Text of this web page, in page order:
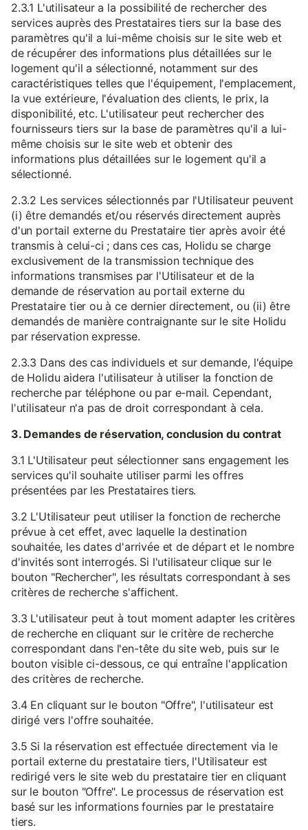
2.3.1 L'utilisateur a la possibilité de rechercher des
services auprès des Prestataires tiers sur la base des
paramètres qu'il a lui-même choisis sur le site web et
de récupérer des informations plus détaillées sur le
logement qu'il a sélectionné, notamment sur des
caractéristiques telles que l'équipement, l'emplacement,
la vue extérieure, l'évaluation des clients, le prix, la
disponibilité, etc. L'utilisateur peut rechercher des
fournisseurs tiers sur la base de paramètres qu'il a lui-
même choisis sur le site web et obtenir des
informations plus détaillées sur le logement qu'il a
sélectionné.
2.3.2 Les services sélectionnés par l'Utilisateur peuvent
(i) être demandés et/ou réservés directement auprès
d'un portail externe du Prestataire tier après avoir été
transmis à celui-ci ; dans ces cas, Holidu se charge
exclusivement de la transmission technique des
informations transmises par l'Utilisateur et de la
demande de réservation au portail externe du
Prestataire tier ou à ce dernier directement, ou (ii) être
demandés de manière contraignante sur le site Holidu
par réservation expresse.
2.3.3 Dans des cas individuels et sur demande, l'équipe
de Holidu aidera l'utilisateur à utiliser la fonction de
recherche par téléphone ou par e-mail. Cependant,
l'utilisateur n'a pas de droit correspondant à cela.
3. Demandes de réservation, conclusion du contrat
3.1 L'Utilisateur peut sélectionner sans engagement les
services qu'il souhaite utiliser parmi les offres
présentées par les Prestataires tiers.
3.2 L'Utilisateur peut utiliser la fonction de recherche
prévue à cet effet, avec laquelle la destination
souhaitée, les dates d'arrivée et de départ et le nombre
d'invités sont interrogés. Si l'utilisateur clique sur le
bouton "Rechercher", les résultats correspondant à ses
critères de recherche s'affichent.
3.3 L'utilisateur peut à tout moment adapter les critères
de recherche en cliquant sur le critère de recherche
correspondant dans l'en-tête du site web, puis sur le
bouton visible ci-dessous, ce qui entraîne l'application
des critères de recherche.
3.4 En cliquant sur le bouton "Offre", l'utilisateur est
dirigé vers l'offre souhaitée.
3.5 Si la réservation est effectuée directement via le
portail externe du prestataire tiers, l'Utilisateur est
redirigé vers le site web du prestataire tier en cliquant
sur le bouton "Offre". Le processus de réservation est
basé sur les informations fournies par le prestataire
tiers.